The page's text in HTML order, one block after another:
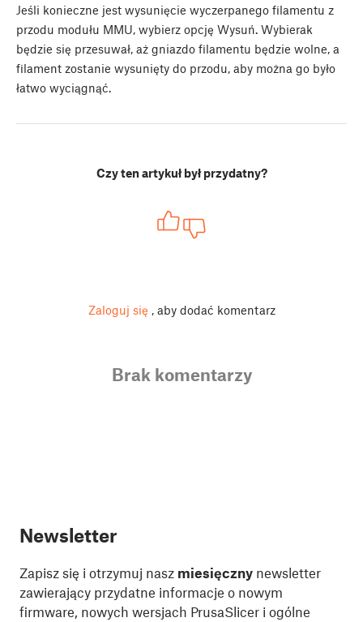
Jeśli konieczne jest wysunięcie wyczerpanego filamentu z
przodu modułu MMU, wybierz opcję Wysuń. Wybierak
będzie się przesuwał, aż gniazdo filamentu będzie wolne, a
filament zostanie wysunięty do przodu, aby można go było
łatwo wyciągnąć.
Czy ten artykuł był przydatny?
Zaloguj się , aby dodać komentarz
Brak komentarzy
Newsletter
Zapisz się i otrzymuj nasz miesięczny newsletter
zawierający przydatne informacje o nowym
firmware, nowych wersjach PrusaSlicer i ogólne